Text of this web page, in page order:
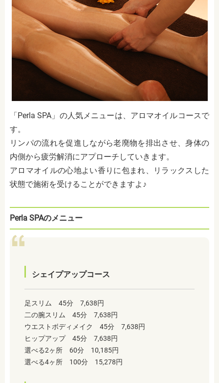
「 Perla SPA 」の人気メニューは、アロマオイルコースで
す。
リンパの流れを促進しながら老廃物を排出させ、身体の
内側から疲労解消にアプローチしていきます。
アロマオイルの心地よい香りに包まれ、リラックスした
状態で施術を受けることができますよ♪
Perla SPAのメニュー
シェイプアップコース
足スリム 45分 7,638円
二の腕スリム 45分 7,638円
ウエストボディメイク 45分 7,638円
ヒップアップ 45分 7,638円
選べる2ヶ所 60分 10,185円
選べる4ヶ所 100分 15,278円